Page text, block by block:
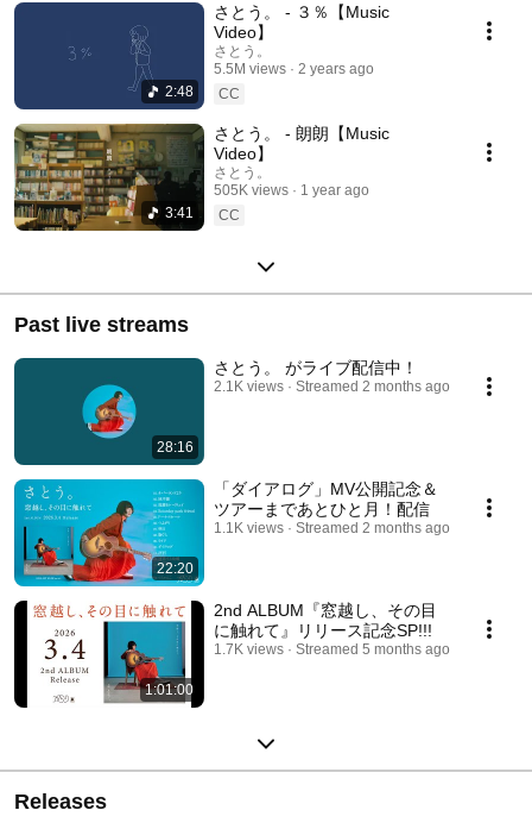
2:48
さとう。 - ３％【Music
Video】
さとう。
5.5M views
2 years ago
CC
3:41
さとう。 - 朗朗【Music
Video】
さとう。
505K views
1 year ago
CC
Past live streams
28:16
さとう。 がライブ配信中！
2.1K views Streamed 2 months ago
22:20
「ダイアログ」MV公開記念＆
ツアーまであとひと月！配信
1.1K views Streamed 2 months ago
1:01:00
2nd ALBUM『窓越し、その目
に触れて』リリース記念SP!!!
1.7K views Streamed 5 months ago
Releases